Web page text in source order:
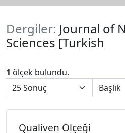
Dergiler: Journal of
Sciences [Turkish
1 ölçek bulundu.
Qualiven Ölçeği